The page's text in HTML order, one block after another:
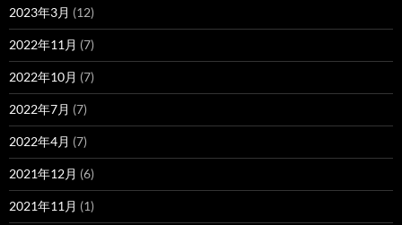
2023年3月 (12)
2022年11月 (7)
2022年10月 (7)
2022年7月 (7)
2022年4月 (7)
2021年12月 (6)
2021年11月 (1)